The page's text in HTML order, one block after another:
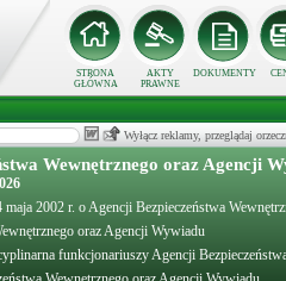
STRONA
GŁÓWNA
AKTY
PRAWNE
DOKUMENTY
Wyłącz reklamy, przeglądaj
Wewnętrznego oraz Agencji
2002 r. o Agencji Bezpieczeństwa
oraz Agencji Wywiadu
funkcjonariuszy Agencji